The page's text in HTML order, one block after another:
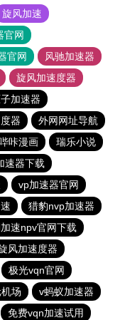
旋风加速
官网
官网
风驰加速器
旋风加速度器
加速器
器
外网网址导航
咔漫画
瑞乐小说
速器下载
vp加速器官网
猎豹nvp加速器
速npv官网下载
风加速度器
极光vqn官网
场
v蚂蚁加速器
免费vqn加速试用